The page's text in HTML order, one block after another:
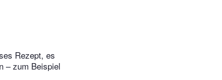
Rezept, es
– zum Beispiel